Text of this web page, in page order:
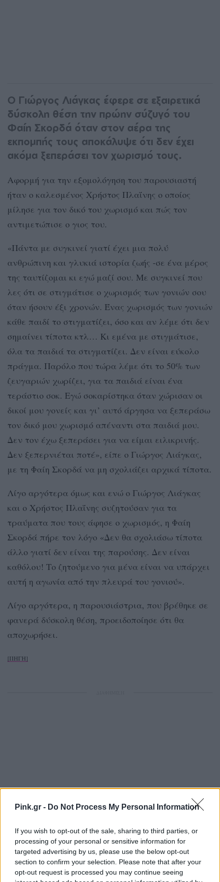
Pink.gr - Do Not Process My Personal Information
If you wish to opt-out of the sale, sharing to third parties, or
processing of your personal or sensitive information for
targeted advertising by us, please use the below opt-out
section to confirm your selection. Please note that after your
opt-out request is processed you may continue seeing
Ο Γιώργος Λιάγκας έφερε σε εξαιρετικά
δύσκολη θέση την πρώην σύζυγό του
Φαίη Σκορδά όταν στον αέρα της
εκπομπής τους αποκάλυψε ότι δεν έχει
ακόμα ξεπεράσει τον χωρισμό τους.
Αφορμή για την εξομολόγηση του παρουσιαστή
ήταν ο καλεσμένος Χρήστος Πλαΐνης ο οποίος
μίλησε για τον δικό του χωρισμό και πώς τον
αντιμετώπισε ο γιος του.
«Πάντα με συγκινεί γιατί έχει μια πολύ
ανθρώπινη και γλυκιά ιστορία ζωής -σε ένα μέρος
της ταυτίζομαι κι εγώ μαζί σου. Με συγκινεί που
λες ότι σε στιγμάτισε ο χωρισμός των γονιών σου
όταν ήσουν έξι χρονών. Ένας χωρισμός των γονιών
κάθε παιδί το στιγματίζει, όσο και αν λέμε ότι δεν
σημαίνει τίποτα κτλ… Κι εμένα με στιγμάτισε,
όλα τα παιδιά τα στιγματίζει. Δεν είναι εύκολο
πράγμα. Παρόλο που τώρα λέμε ότι το 50% των
ζευγαριών χωρίζει, για τα παιδιά είναι ένα
τεράστιο σοκ. Εγώ σοκαρίστηκα όταν χώρισαν οι
δικοί μου γονείς και γι’ αυτό άργησα να ξεπεράσω
τον δικό μου χωρισμό απέναντι στα παιδιά μου.
Δεν τον έχω ξεπεράσει για να είμαι ειλικρινής.
Δεν ξεπερνιέται ποτέ», είπε ο Γιώργος Λιάγκας,
με τη Φαίη Σκορδά να μη σχολιάζει αρχικά τίποτα.
Λίγο αργότερα όμως και ενώ ο Γιώργος Λιάγκας
και ο Χρήστος Πλαΐνης συζητούσαν για τα
τραύματα που τους άφησε ο χωρισμός, η Φαίη
Σκορδά πήρε τον λόγο «Δεν θα σχολιάσω τίποτα
άλλο γιατί δεν είναι της παρούσης. Δεν είναι
καθόλου! Το ζητούμενο για μένα είναι να υπάρχει
αυτή η αγωνία από την πλευρά του γονιού».
Λίγο αργότερα, η παρουσιάστρια, που βρέθηκε σε
φανερά δύσκολη θέση, προειδοποίησε ότι θα
αποχωρήσει.
[ΠΗΓΗ]